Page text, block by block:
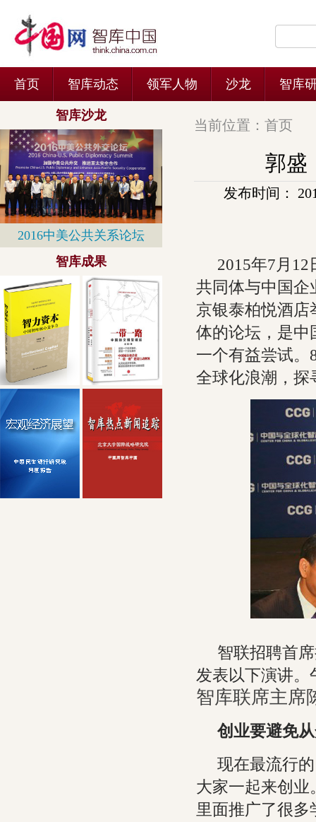
当前位置： 首页
郭盛
发布时间：
2015年7月
共同体与中国企
京银泰柏悦酒店
体的论坛，是中
一个有益尝试。
全球化浪潮，探
智联招聘首
发表以下演讲。
智库联席主席
创业要避免
现在最流行
大家一起来创业
里面推广了很